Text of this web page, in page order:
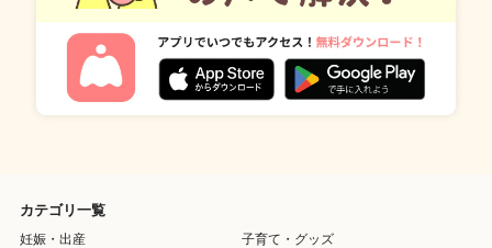
カテゴリ一覧
妊娠・出産
子育て・グッズ